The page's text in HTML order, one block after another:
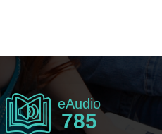
eAudio
785